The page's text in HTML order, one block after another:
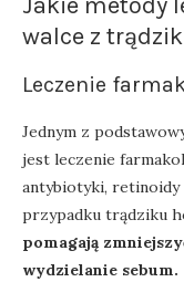
walce z
Leczenie
Jednym z
jest leczenie
antybiotyki, retinoidy
przypadku trądziku
pomagają
wydzielanie sebum.